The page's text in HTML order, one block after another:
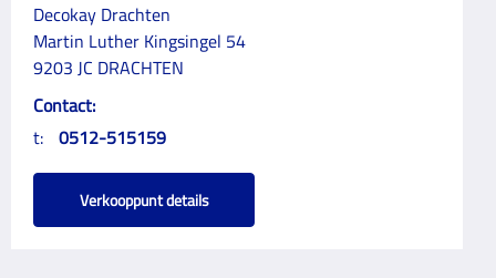
Decokay Drachten
Martin Luther Kingsingel 54
9203 JC DRACHTEN
Contact:
t: 0512-515159
Verkooppunt details